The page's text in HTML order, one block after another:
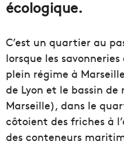
écologique.
C’est un quartier au
lorsque les
plein régime à
de Lyon et le bassin
Marseille), dans le
côtoient des friches à
des conteneurs